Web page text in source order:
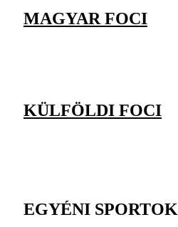
MAGYAR FOCI
KÜLFÖLDI FOCI
EGYÉNI SPORTOK